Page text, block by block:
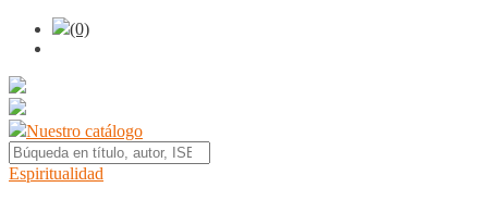
(0)
Nuestro catálogo
Espiritualidad